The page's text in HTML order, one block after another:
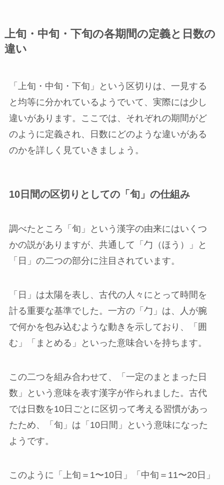
上旬・中旬・下旬の各期間の定義と日数の
違い
「上旬・中旬・下旬」という区切りは、一見する
と均等に分かれているようでいて、実際には少し
違いがあります。ここでは、それぞれの期間がど
のように定義され、日数にどのような違いがある
のかを詳しく見ていきましょう。
10日間の区切りとしての「旬」の仕組み
調べたところ「旬」という漢字の由来にはいくつ
かの説がありますが、共通して「勹（ほう）」と
「日」の二つの部分に注目されています。
「日」は太陽を表し、古代の人々にとって時間を
計る重要な基準でした。一方の「勹」は、人が腕
で何かを包み込むような動きを示しており、「囲
む」「まとめる」といった意味合いを持ちます。
この二つを組み合わせて、「一定のまとまった日
数」という意味を表す漢字が作られました。古代
では日数を10日ごとに区切って考える習慣があっ
たため、「旬」は「10日間」という意味になった
ようです。
このように「上旬＝1〜10日」「中旬＝11〜20日」